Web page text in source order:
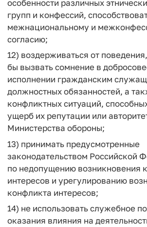
особенности различных
групп и конфессий,
межнациональному и
согласию;
12) воздерживаться от
бы вызвать сомнение в
исполнении гражданским
должностных обязанностей, а
конфликтных ситуаций,
ущерб их репутации или
Министерства обороны;
13) принимать предусмотренные
законодательством Российской
по недопущению возникновения
интересов и урегулированию
конфликта интересов;
14) не использовать служебное
оказания влияния на